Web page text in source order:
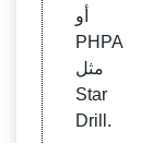
أو
PHPA
مثل
Star
Drill.